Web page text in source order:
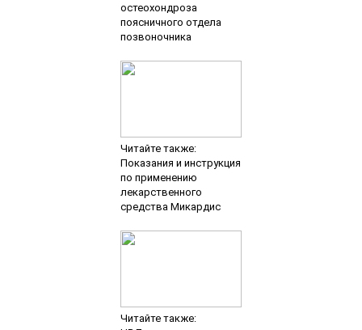
остеохондроза
поясничного отдела
позвоночника
Читайте также:
Показания и инструкция
по применению
лекарственного
средства Микардис
Читайте также: